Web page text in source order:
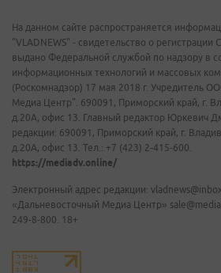
На данном сайте распространяется
"VLADNEWS" - свидетельство о
выдано Федеральной службой по надзору в
информационных технологий и массовых
(Роскомнадзор) 17 мая 2018 г. Учредитель
Медиа Центр". 690091, Приморский край, г.
д.20А, офис 13. Главный редактор Юркевич
редакции: 690091, Приморский край, г.
д.20А, офис 13. Тел.: +7 (423) 2-415-600.
https://mediadv.online/
Электронный адрес редакции:
«Дальневосточный Медиа Центр»
249-8-800. 18+